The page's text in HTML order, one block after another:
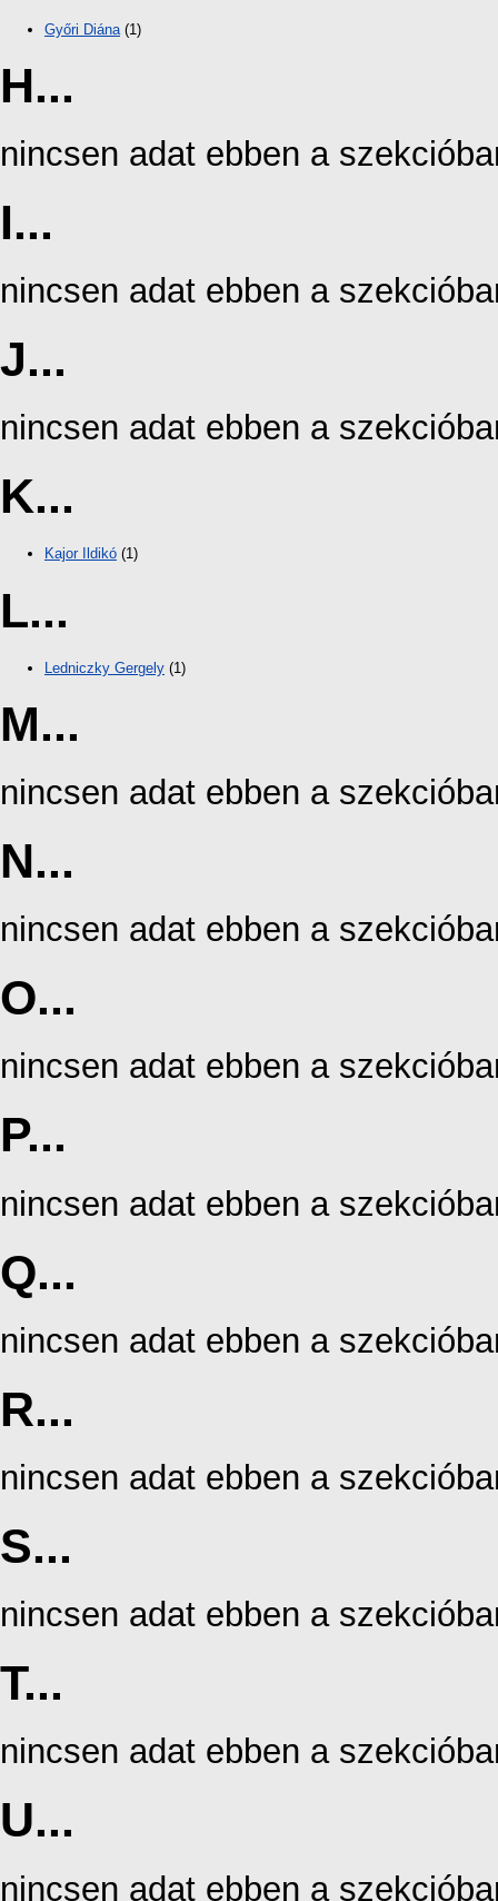
Győri Diána (1)
H...
nincsen adat ebben a
I...
nincsen adat ebben a
J...
nincsen adat ebben a
K...
Kajor Ildikó (1)
L...
Ledniczky Gergely (1)
M...
nincsen adat ebben a
N...
nincsen adat ebben a
O...
nincsen adat ebben a
P...
nincsen adat ebben a
Q...
nincsen adat ebben a
R...
nincsen adat ebben a
S...
nincsen adat ebben a
T...
nincsen adat ebben a
U...
nincsen adat ebben a